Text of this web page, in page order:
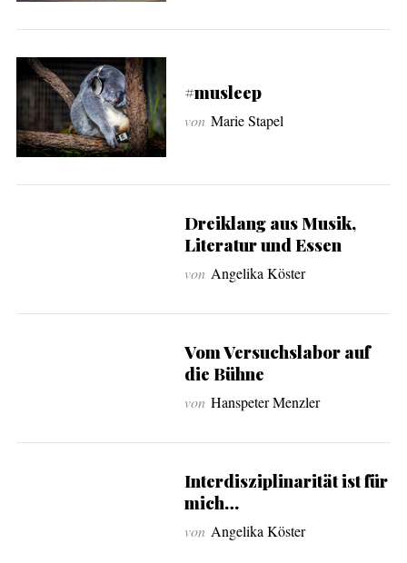
#musleep
von Marie Stapel
Dreiklang aus Musik,
Literatur und Essen
von Angelika Köster
Vom Versuchslabor auf
die Bühne
von Hanspeter Menzler
Interdisziplinarität ist für
mich…
von Angelika Köster